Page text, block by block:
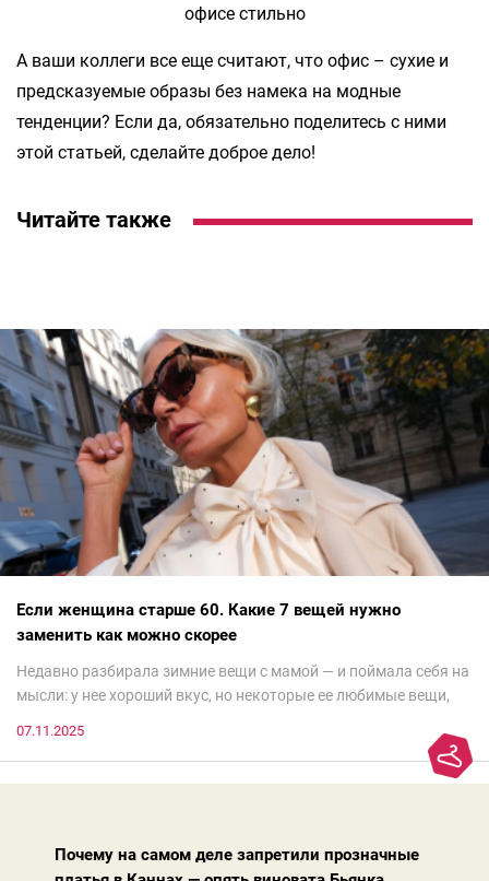
А ваши коллеги все еще считают, что офис – сухие и
предсказуемые образы без намека на модные
тенденции? Если да, обязательно поделитесь с ними
этой статьей, сделайте доброе дело!
Читайте также
Если женщина старше 60. Какие 7 вещей нужно
заменить как можно скорее
Недавно разбирала зимние вещи с мамой — и поймала себя на
мысли: у нее хороший вкус, но некоторые ее любимые вещи,
моды. Вовсе нет.Проблема в том, что сама мода сделала шаг
07.11.2025
Почему на самом деле запретили прозначные